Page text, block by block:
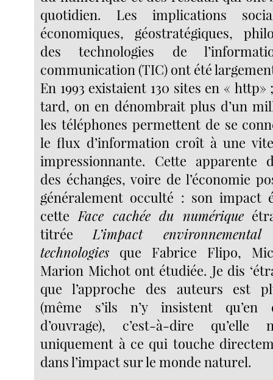
quotidien. Les implications
économiques, géostratégiques,
des technologies de
communication (TIC) ont été
En 1993 existaient 130 sites en «
tard, on en dénombrait plus d’un
les téléphones permettent de se
le flux d’information croît à une
impressionnante. Cette apparente
des échanges, voire de l’économie
généralement occulté : son impact
cetteFace cachée du numérique
titréeL’impact
technologies que Fabrice Flipo,
Marion Michot ont étudiée. Je dis
que l’approche des auteurs est
(même s’ils n’y insistent qu’en
d’ouvrage), c’est-à-dire
uniquement à ce qui touche
dans l’impact sur le monde naturel.